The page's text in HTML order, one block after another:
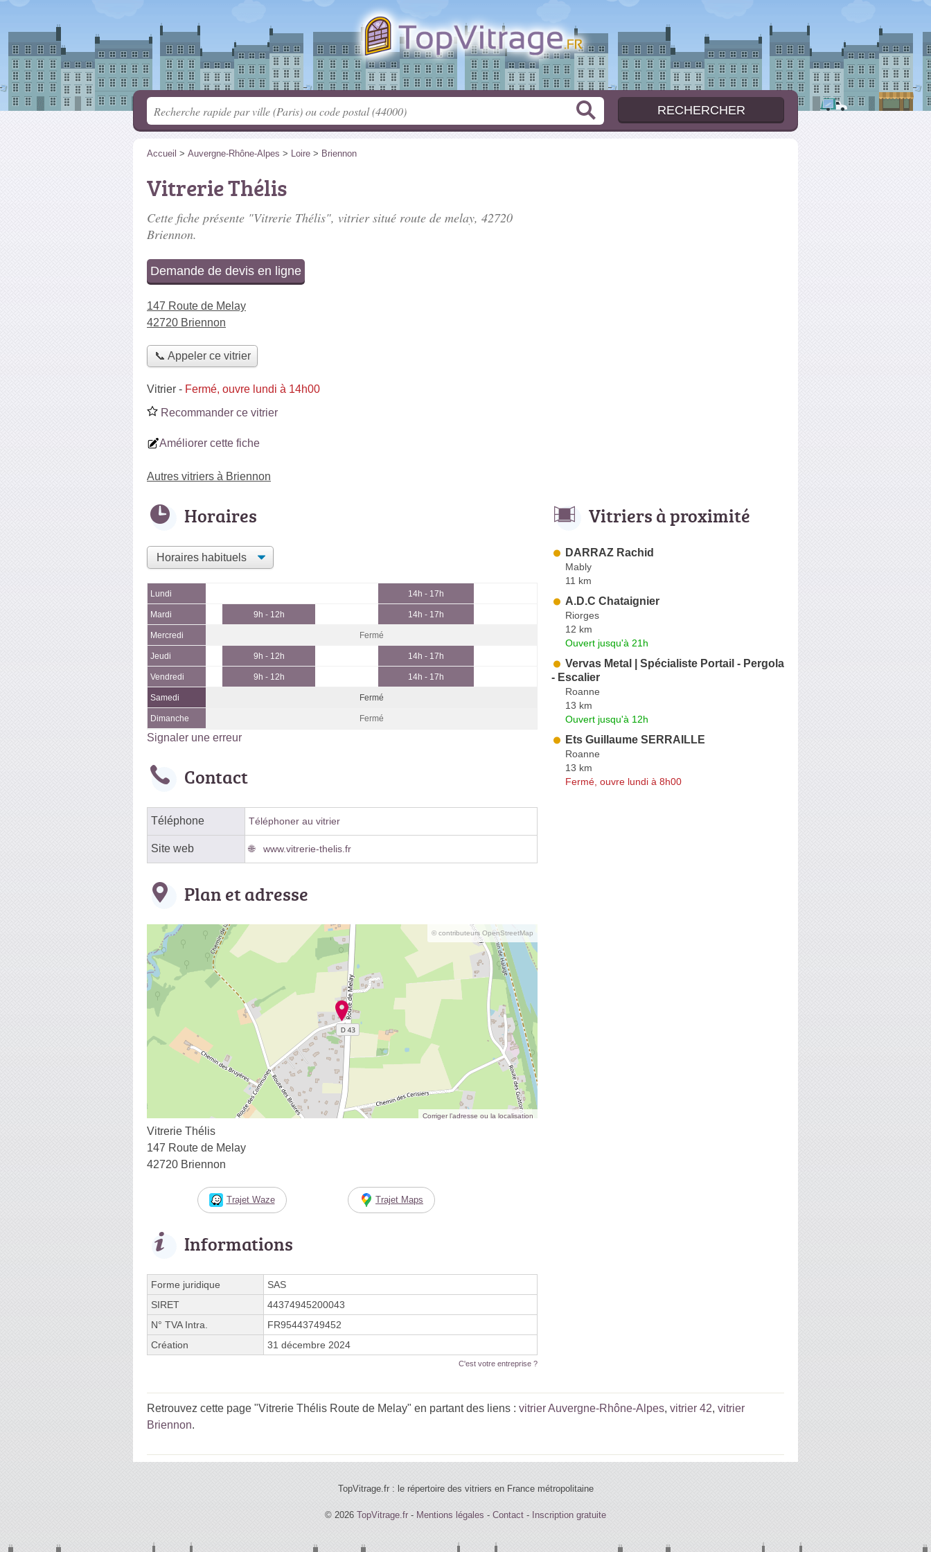
Accueil > Auvergne-Rhône-Alpes > Loire > Briennon
Vitrerie Thélis
Cette fiche présente "Vitrerie Thélis", vitrier situé route de melay, 42720
Briennon.
Demande de devis en ligne
147 Route de Melay
42720 Briennon
📞 Appeler ce vitrier
Vitrier - Fermé, ouvre lundi à 14h00
Recommander ce vitrier
Améliorer cette fiche
Autres vitriers à Briennon
Horaires
Lundi 14h - 17h
Mardi 9h - 12h 14h - 17h
Mercredi Fermé
Jeudi 9h - 12h 14h - 17h
Vendredi 9h - 12h 14h - 17h
Samedi Fermé
Dimanche Fermé
Signaler une erreur
Contact
Téléphone Téléphoner au vitrier
Site web www.vitrerie-thelis.fr
Plan et adresse
© contributeurs OpenStreetMap
Corriger l’adresse ou la localisation
Vitrerie Thélis
147 Route de Melay
42720 Briennon
Trajet Waze Trajet Maps
Informations
Forme juridique
SAS
SIRET
44374945200043
N° TVA Intra.
FR95443749452
Création
31 décembre 2024
C'est votre entreprise ?
Vitriers à proximité
DARRAZ Rachid
Mably
11 km
A.D.C Chataignier
Riorges
12 km
Ouvert jusqu'à 21h
Vervas Metal | Spécialiste Portail - Pergola
- Escalier
Roanne
13 km
Ouvert jusqu'à 12h
Ets Guillaume SERRAILLE
Roanne
13 km
Fermé, ouvre lundi à 8h00
Retrouvez cette page "Vitrerie Thélis Route de Melay" en partant des liens : vitrier Auvergne-Rhône-Alpes, vitrier 42, vitrier
Briennon.
TopVitrage.fr : le répertoire des vitriers en France métropolitaine
© 2026 TopVitrage.fr - Mentions légales - Contact - Inscription gratuite